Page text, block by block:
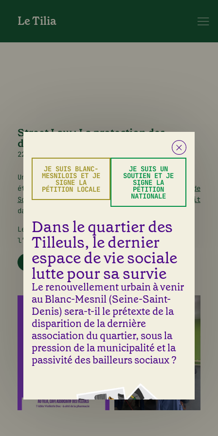
Le Tilia
Street Law : La protection des
données personnelles
22 avril 2023
Une à deux fois par mois au Tilia, les
étudiants de la Clinique de l’École de droit de
Sciences Poaniment un atelierd’accès au droit
dans le cadre du projet «
Le samedi 24 avril 2023, il a été proposé
l’étude du droit des données personnelles.
PRÉSENTATION POWERPOINT
JE SUIS BLANC-
MESNILOIS ET JE
SIGNE LA
PÉTITION LOCALE
JE SUIS UN
SOUTIEN ET JE
SIGNE LA
PÉTITION
NATIONALE
Dans le quartier des
Tilleuls, le dernier
espace de vie sociale
lutte pour sa survie
Le renouvellement urbain à venir
au Blanc-Mesnil (Seine-Saint-
Denis) sera-t-il le prétexte de la
disparition de la dernière
association du quartier, sous la
pression de la municipalité et la
passivité des bailleurs sociaux ?